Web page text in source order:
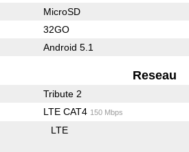
MicroSD
32GO
Android 5.1
Reseau
Tribute 2
LTE CAT4 150 Mbps
LTE